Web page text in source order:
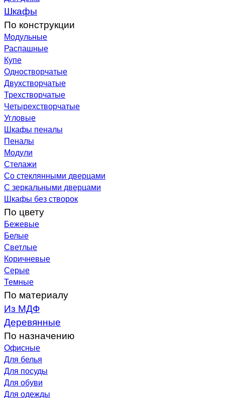
Шкафы
По конструкции
Модульные
Распашные
Купе
Одностворчатые
Двухстворчатые
Трехстворчатые
Четырехстворчатые
Угловые
Шкафы пеналы
Пеналы
Модули
Стелажи
Со стеклянными дверцами
С зеркальными дверцами
Шкафы без створок
По цвету
Бежевые
Белые
Светлые
Коричневые
Серые
Темные
По материалу
Из МДФ
Деревянные
По назначению
Офисные
Для белья
Для посуды
Для обуви
Для одежды